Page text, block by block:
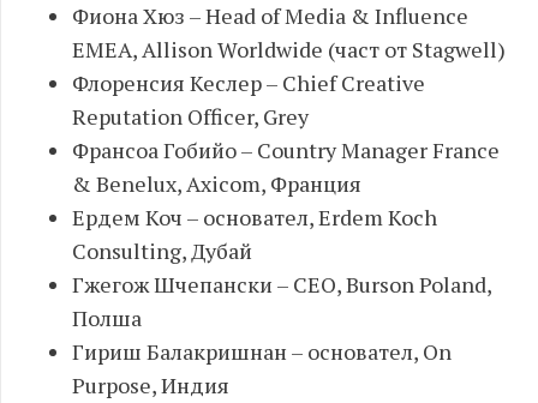
Фиона Хюз – Head of Media & Influence
EMEA, Allison Worldwide (част от Stagwell)
Флоренсия Кеслер – Chief Creative
Reputation Officer, Grey
Франсоа Гобийо – Country Manager France
& Benelux, Axicom, Франция
Ердем Коч – основател, Erdem Koch
Consulting, Дубай
Гжегож Шчепански – CEO, Burson Poland,
Полша
Гириш Балакришнан – основател, On
Purpose, Индия